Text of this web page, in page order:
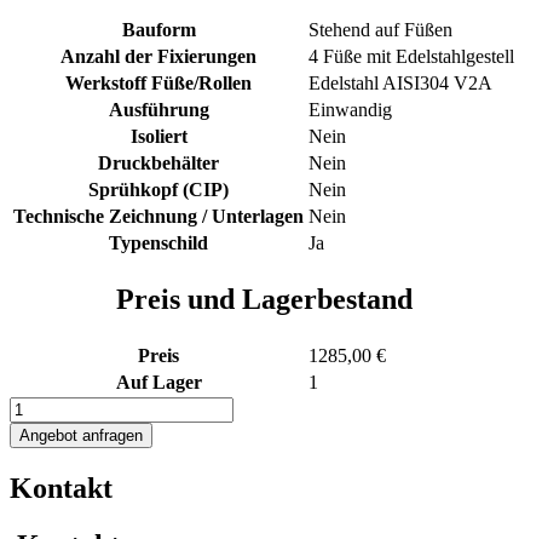
Bauform
Stehend auf Füßen
Anzahl der Fixierungen
4 Füße mit Edelstahlgestell
Werkstoff Füße/Rollen
Edelstahl AISI304 V2A
Ausführung
Einwandig
Isoliert
Nein
Druckbehälter
Nein
Sprühkopf (CIP)
Nein
Technische Zeichnung / Unterlagen Nein
Typenschild
Ja
Preis und Lagerbestand
Preis
1285,00 €
Auf Lager
1
1000L
Edelstahl
Transportbehälter
Angebot anfragen
Kontakt